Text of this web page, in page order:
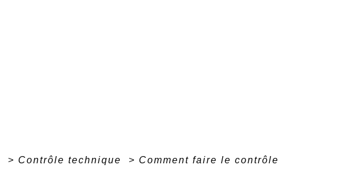
> Contrôle technique > Comment faire le contrôle